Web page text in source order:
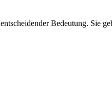
Bedeutung. Sie